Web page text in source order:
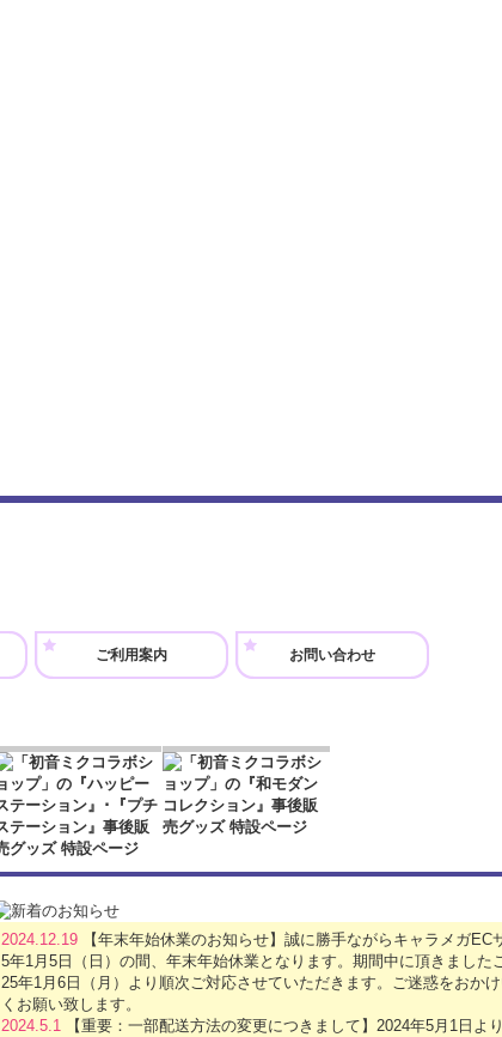
ご利用案内 お問い合わせ
2024.12.19
【年末年始休業のお知らせ】誠に勝手ながらキャラメガ
5年1月5日（日）の間、年末年始休業となります。期間中に頂きました
25年1月6日（月）より順次ご対応させていただきます。ご迷惑をおか
くお願い致します。
2024.5.1
【重要：一部配送方法の変更につきまして】2024年5月1日よ